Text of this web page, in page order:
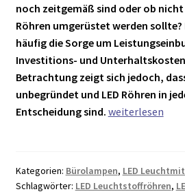
noch zeitgemäß sind oder ob nicht
Röhren umgerüstet werden
häufig die Sorge um
Investitions- und
Betrachtung zeigt sich jedoch,
unbegründet und LED Röhren in
Entscheidung sind. LED
Eine
weiterlesen
Kategorien: Bürolampen, LED
Schlagwörter: LED Leuchtstoffröhren,